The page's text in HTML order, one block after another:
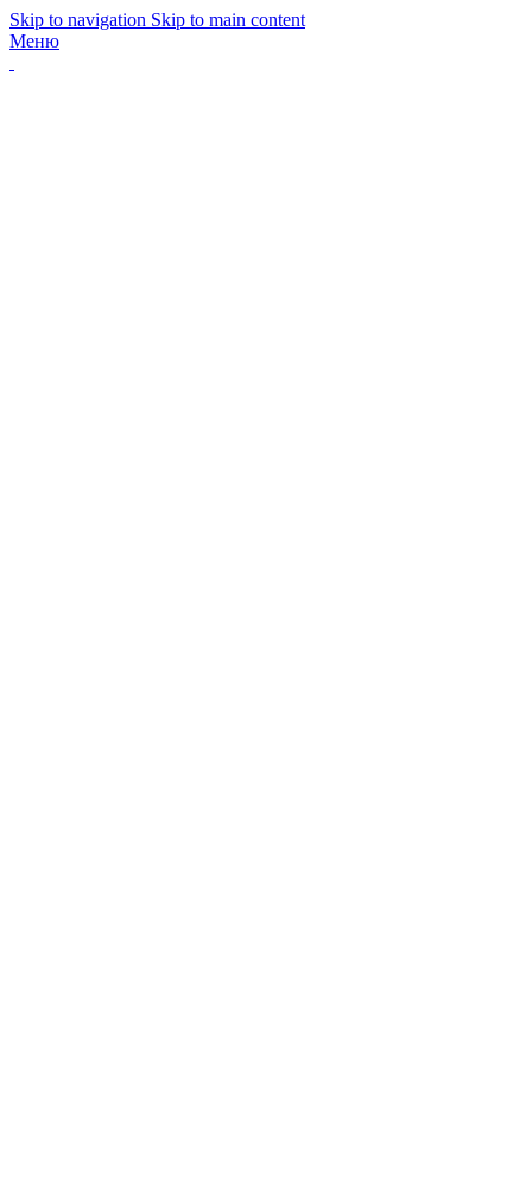
Skip to navigation Skip to main content
Меню